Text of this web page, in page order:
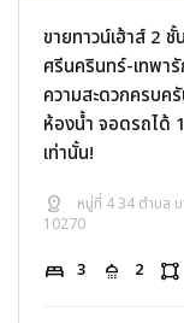
ขายทาวน์เฮ้าส์ 2
ศรีนครินทร์-เทพารั
ความสะดวกครบค
ห้องน้ำ จอดรถได้
เท่านั้น!
distance
หมู่ที่ 4 34 ตำบล บ
10270
bed 3 shower 2 activity_zone